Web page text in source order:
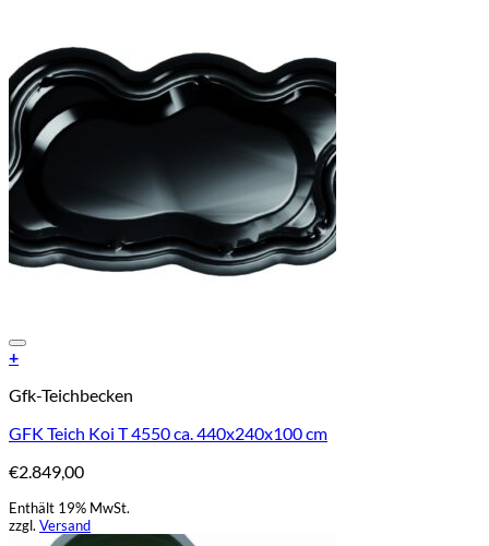
+
Gfk-Teichbecken
GFK Teich Koi T 4550 ca. 440x240x100 cm
€2.849,00
Enthält 19% MwSt.
zzgl. Versand